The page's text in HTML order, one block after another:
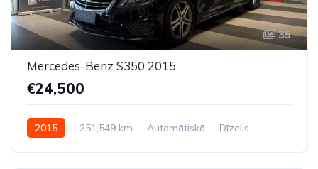
35
Mercedes-Benz S350 2015
€24,500
2015 251,549 km Automātiskā
Dīzelis